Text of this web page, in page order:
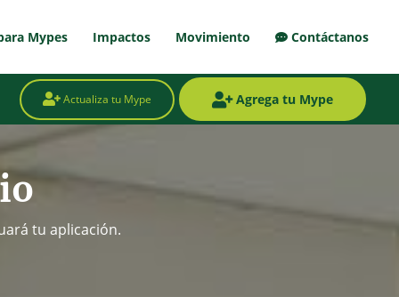
Mypes Impactos Movimiento Contáctanos
Actualiza tu Mype Agrega tu Mype
tu aplicación.